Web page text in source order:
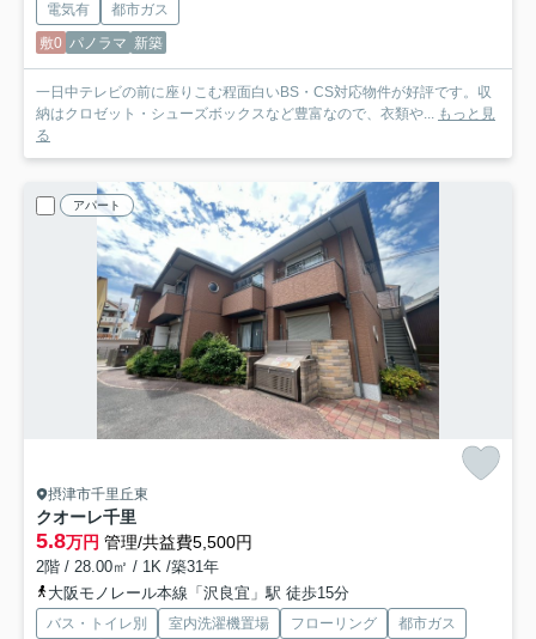
電気有
都市ガス
敷0 パノラマ 新築
一日中テレビの前に座りこむ程面白いBS・CS対応物件が好評です。収
納はクロゼット・シューズボックスなど豊富なので、衣類や... もっと見
る
アパート
摂津市千里丘東
クオーレ千里
5.8万円 管理/共益費5,500円
2階 / 28.00㎡ / 1K /築31年
大阪モノレール本線「沢良宜」駅 徒歩15分
バス・トイレ別 室内洗濯機置場 フローリング
都市ガス